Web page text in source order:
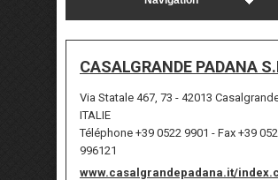
CASALGRANDE PADANA
Via Statale 467, 73 - 42013
ITALIE
Téléphone +39 0522 9901 - Fax +39
996121
www.casalgrandepadana.it/